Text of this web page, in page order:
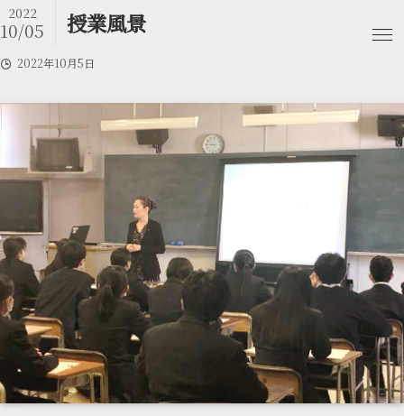
授業風景
2022
10/05
2022年10月5日